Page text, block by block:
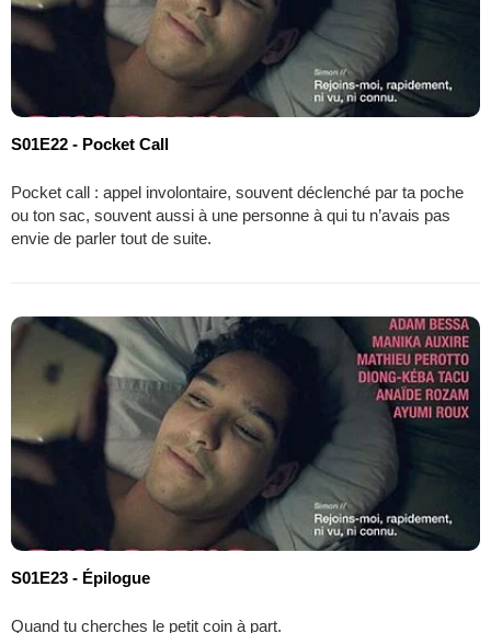
S01E22 - Pocket Call
Pocket call : appel involontaire, souvent déclenché par ta poche
ou ton sac, souvent aussi à une personne à qui tu n’avais pas
envie de parler tout de suite.
S01E23 - Épilogue
Quand tu cherches le petit coin à part.